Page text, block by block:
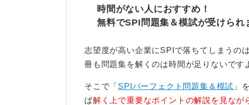
最大の敵は時間制限！ 飛ばす判断
ている点や、問題の切り替えが頻繁で集中
時間がない人におすすめ！
無料でSPI問題集＆模試が受けられ
志望度が高い企業にSPIで落ちてしまうの
冊も問題集を解くのは時間が足りないです
そこで「 SPIパーフェクト問題集＆模試 」
ば解く上で重要なポイントの解説を見なが